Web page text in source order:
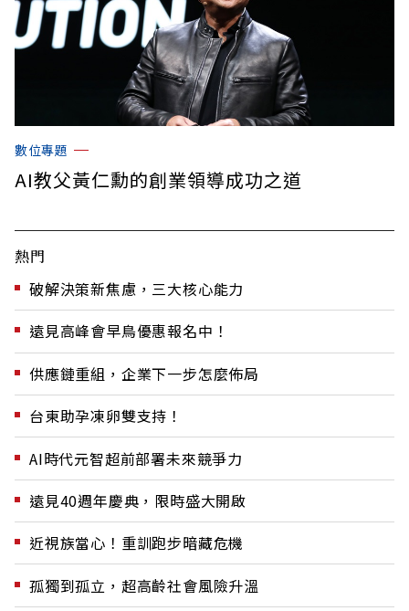
數位專題
AI教父黃仁勳的創業領導成功之道
熱門
破解決策新焦慮，三大核心能力
遠見高峰會早鳥優惠報名中！
供應鏈重組，企業下一步怎麼佈局
台東助孕凍卵雙支持！
AI時代元智超前部署未來競爭力
遠見40週年慶典，限時盛大開啟
近視族當心！重訓跑步暗藏危機
孤獨到孤立，超高齡社會風險升溫